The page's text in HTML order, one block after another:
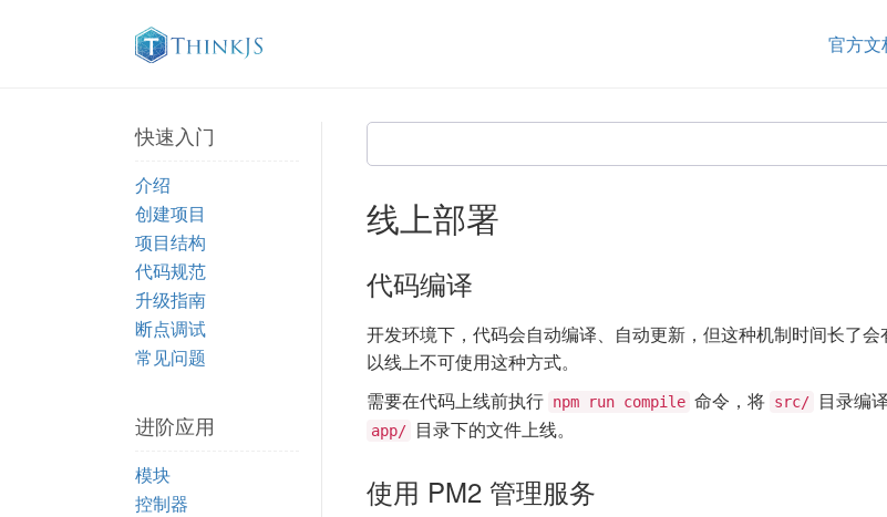
官方文
快速入门
介绍
创建项目
项目结构
代码规范
升级指南
断点调试
常见问题
进阶应用
模块
控制器
线上部署
代码编译
开发环境下，代码会自动编译、自动更新，但这种机制时间长了
以线上不可使用这种方式。
需要在代码上线前执行 npm run compile 命令，将 src/ 目录编
app/ 目录下的文件上线。
使用 PM2 管理服务